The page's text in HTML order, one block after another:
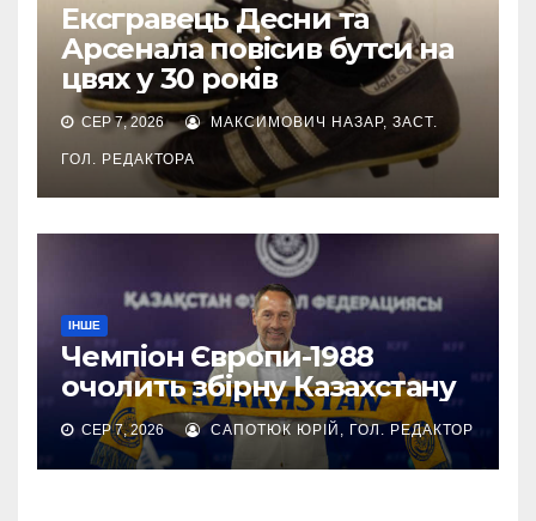
Ексгравець Десни та
Арсенала повісив бутси на
цвях у 30 років
СЕР 7, 2026 МАКСИМОВИЧ НАЗАР, ЗАСТ.
ГОЛ. РЕДАКТОРА
ІНШЕ
Чемпіон Європи-1988
очолить збірну Казахстану
СЕР 7, 2026 САПОТЮК ЮРІЙ, ГОЛ. РЕДАКТОР